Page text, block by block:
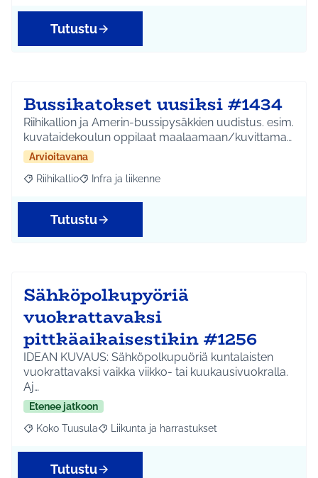
Tutustu
Bussikatokset uusiksi #1434
Riihikallion ja Amerin-bussipysäkkien uudistus. esim.
kuvataidekoulun oppilaat maalaamaan/kuvittama…
Arvioitavana
Rajaa tulokset aihepiirin mukaan: Riihikallio
Riihikallio Rajaa tulokset teeman mukaan: Infra ja liikenne
Infra ja liikenne
Tutustu
Sähköpolkupyöriä
vuokrattavaksi
pittkäaikaisestikin #1256
IDEAN KUVAUS: Sähköpolkupuöriä kuntalaisten
vuokrattavaksi vaikka viikko- tai kuukausivuokralla.
Aj…
Etenee jatkoon
Rajaa tulokset aihepiirin mukaan: Koko Tuusula
Koko Tuusula Rajaa tulokset teeman mukaan: Liikunta ja
Liikunta ja harrastukset
Tutustu